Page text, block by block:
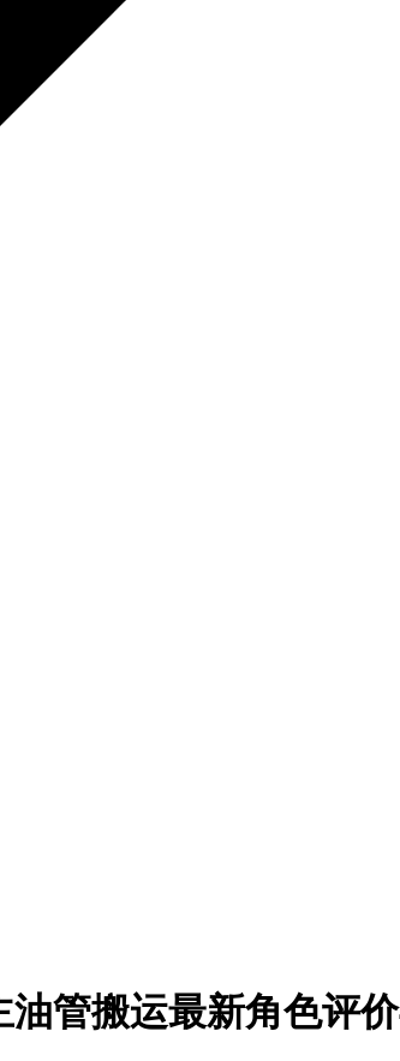
油管搬运最新角色评